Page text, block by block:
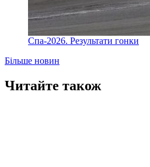
Спа-2026. Результати гонки
Більше новин
Читайте також